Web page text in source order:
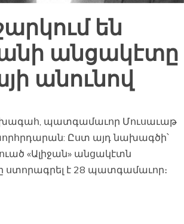
են
անցակէտը
անունով
պատգամաւոր Մուսաւաթ
խորհրդարան: Ըստ այդ նախագծի՝
«Ալիջան» անցակէտն
է 28 պատգամաւոր։